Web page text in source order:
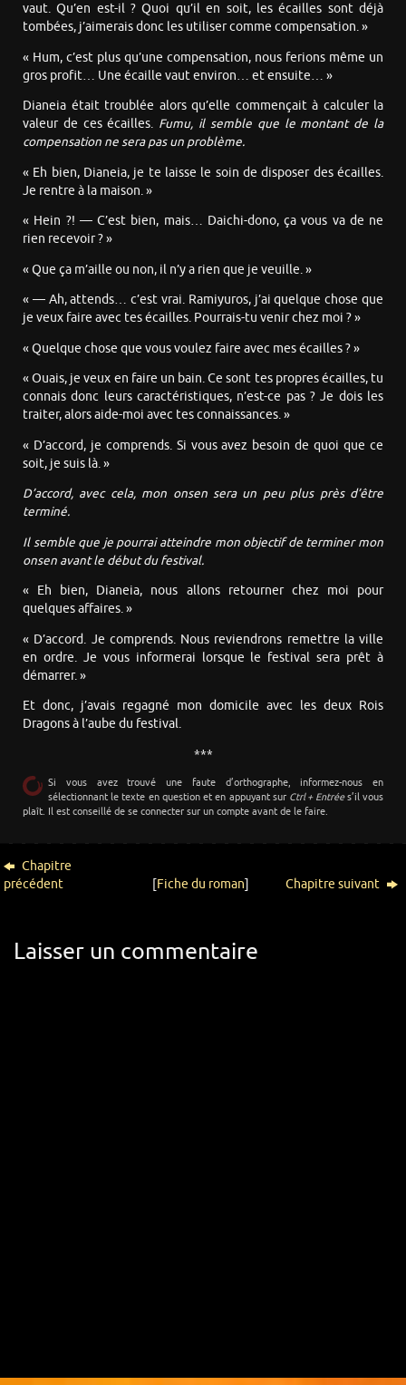
vaut. Qu’en est-il ? Quoi qu’il en soit, les écailles sont déjà
tombées, j’aimerais donc les utiliser comme compensation. »
« Hum, c’est plus qu’une compensation, nous ferions même un
gros profit… Une écaille vaut environ… et ensuite… »
Dianeia était troublée alors qu’elle commençait à calculer la
valeur de ces écailles. Fumu, il semble que le montant de la
compensation ne sera pas un problème.
« Eh bien, Dianeia, je te laisse le soin de disposer des écailles.
Je rentre à la maison. »
« Hein ?! — C’est bien, mais… Daichi-dono, ça vous va de ne
rien recevoir ? »
« Que ça m’aille ou non, il n’y a rien que je veuille. »
« — Ah, attends… c’est vrai. Ramiyuros, j’ai quelque chose que
je veux faire avec tes écailles. Pourrais-tu venir chez moi ? »
« Quelque chose que vous voulez faire avec mes écailles ? »
« Ouais, je veux en faire un bain. Ce sont tes propres écailles, tu
connais donc leurs caractéristiques, n’est-ce pas ? Je dois les
traiter, alors aide-moi avec tes connaissances. »
« D’accord, je comprends. Si vous avez besoin de quoi que ce
soit, je suis là. »
D’accord, avec cela, mon onsen sera un peu plus près d’être
terminé.
Il semble que je pourrai atteindre mon objectif de terminer mon
onsen avant le début du festival.
« Eh bien, Dianeia, nous allons retourner chez moi pour
quelques affaires. »
« D’accord. Je comprends. Nous reviendrons remettre la ville
en ordre. Je vous informerai lorsque le festival sera prêt à
démarrer. »
Et donc, j’avais regagné mon domicile avec les deux Rois
Dragons à l’aube du festival.
***
Si vous avez trouvé une faute d’orthographe, informez-nous en
sélectionnant le texte en question et en appuyant sur Ctrl + Entrées’il vous
plaît. Il est conseillé de se connecter sur un compte avant de le faire.
Chapitre
précédent
[Fiche du roman] Chapitre suivant
Laisser un commentaire